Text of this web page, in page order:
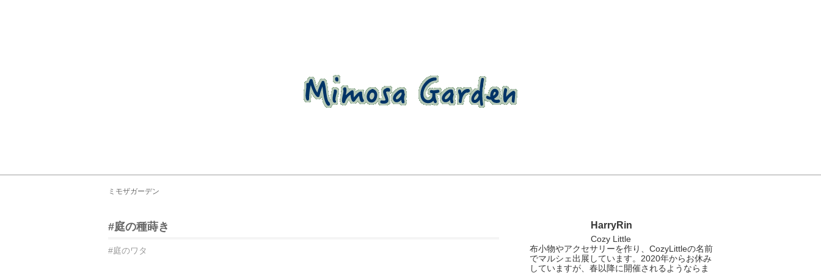
ミモザガーデン
#庭の種蒔き
#庭のワタ
HarryRin
Cozy Little
布小物やアクセサリーを作り、CozyLittleの名前
でマルシェ出展しています。2020年からお休み
していますが、春以降に開催されるようならま